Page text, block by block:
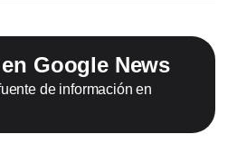
Google News
de información en